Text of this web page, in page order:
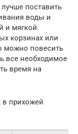
поставить
воды и
и мягкой.
корзинах или
можно повесить
все необходимое
время на
в прихожей